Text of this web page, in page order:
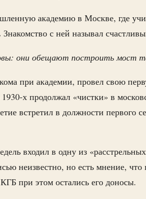
академию в Москве, где
Знакомство с ней называл
они обещают построить мост
при академии, провел свою
х продолжал «чистки» в
встретил в должности первого
входил в одну из
неизвестно, но есть мнение,
при этом остались его доносы.